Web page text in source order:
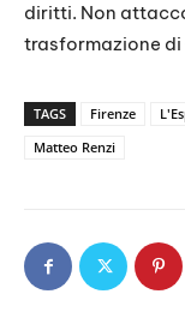
diritti. Non
trasformazione di
TAGS Firenze
Matteo Renzi